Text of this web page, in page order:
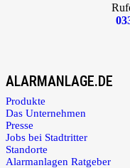
ALARMANLAGE.DE
Produkte
Das Unternehmen
Presse
Jobs bei Stadtritter
Standorte
Alarmanlagen Ratgeber